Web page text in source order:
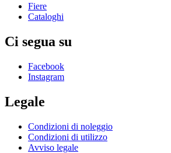
Fiere
Cataloghi
Ci segua su
Facebook
Instagram
Legale
Condizioni di noleggio
Condizioni di utilizzo
Avviso legale